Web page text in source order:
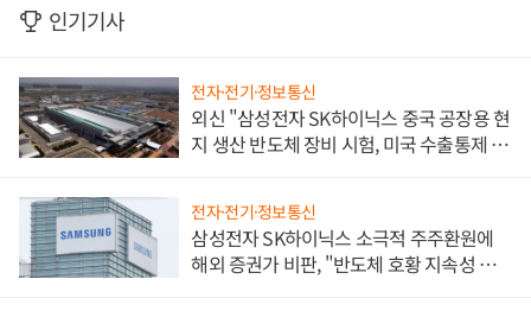
인기기사
전자·전기·정보통신
외신 "삼성전자 SK하이닉스 중국 공장용 현
지 생산 반도체 장비 시험, 미국 수출통제 대
전자·전기·정보통신
삼성전자 SK하이닉스 소극적 주주환원에
해외 증권가 비판, "반도체 호황 지속성 의